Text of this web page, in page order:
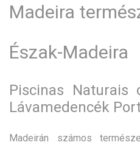
Madeira
Észak-Madeira
Piscinas
Lávamedencék
Madeirán számos